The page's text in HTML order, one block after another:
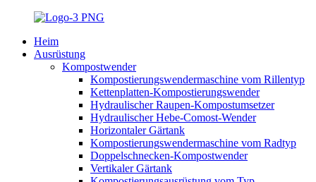
Heim
Ausrüstung
Kompostwender
Kompostierungswendermaschine vom Rillentyp
Kettenplatten-Kompostierungswender
Hydraulischer Raupen-Kompostumsetzer
Hydraulischer Hebe-Comost-Wender
Horizontaler Gärtank
Kompostierungswendermaschine vom Radtyp
Doppelschnecken-Kompostwender
Vertikaler Gärtank